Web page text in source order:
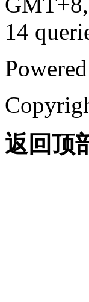
14
返回顶